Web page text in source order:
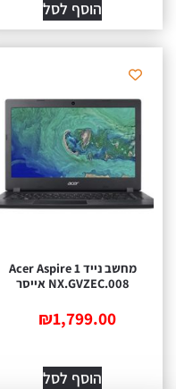
הוסף לסל
מחשב נייד Acer Aspire 1
NX.GVZEC.008 אייסר
₪1,799.00
הוסף לסל